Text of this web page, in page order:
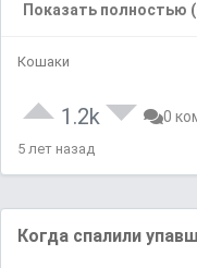
Показать полностью
Кошаки
1.2k 0
5 лет назад
Когда спалили